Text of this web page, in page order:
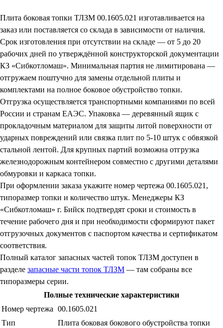
Плита боковая топки ТЛЗМ 00.1605.021 изготавливается на
заказ или поставляется со склада в зависимости от наличия.
Срок изготовления при отсутствии на складе — от 5 до 20
рабочих дней по утверждённой конструкторской документации
КЗ «Сибкотломаш». Минимальная партия не лимитирована —
отгружаем поштучно для замены отдельной плиты и
комплектами на полное боковое обустройство топки.
Отгрузка осуществляется транспортными компаниями по всей
России и странам ЕАЭС. Упаковка — деревянный ящик с
прокладочным материалом для защиты литой поверхности от
ударных повреждений или связка плит по 5-10 штук с обвязкой
стальной лентой. Для крупных партий возможна отгрузка
железнодорожным контейнером совместно с другими деталями
обмуровки и каркаса топки.
При оформлении заказа укажите номер чертежа 00.1605.021,
типоразмер топки и количество штук. Менеджеры КЗ
«Сибкотломаш» г. Бийск подтвердят сроки и стоимость в
течение рабочего дня и при необходимости сформируют пакет
отгрузочных документов с паспортом качества и сертификатом
соответствия.
Полный каталог запасных частей топок ТЛЗМ доступен в
разделе запасные части топок ТЛЗМ — там собраны все
типоразмеры серии.
Полные технические характеристики
Номер чертежа 00.1605.021
Тип
Плита боковая бокового обустройства топки